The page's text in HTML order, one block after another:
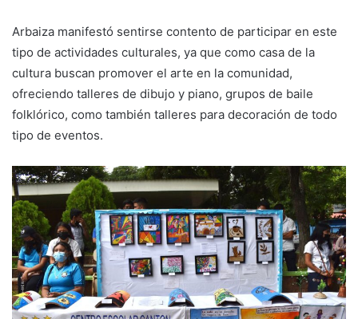
Arbaiza manifestó sentirse contento de participar en este
tipo de actividades culturales, ya que como casa de la
cultura buscan promover el arte en la comunidad,
ofreciendo talleres de dibujo y piano, grupos de baile
folklórico, como también talleres para decoración de todo
tipo de eventos.